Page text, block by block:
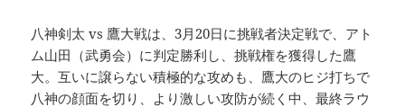
八神剣太 vs 鷹大戦は、3月20日に挑戦者決定戦で、アト
ム山田（武勇会）に判定勝利し、挑戦権を獲得した鷹
大。互いに譲らない積極的な攻めも、鷹大のヒジ打ちで
八神の顔面を切り、より激しい攻防が続く中、最終ラウ